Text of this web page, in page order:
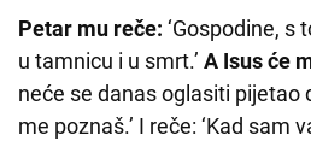
Petar mu reče: ‘Gospodine, s
u tamnicu i u smrt.’ A Isus će
neće se danas oglasiti pijetao
me poznaš.’ I reče: ‘Kad sam